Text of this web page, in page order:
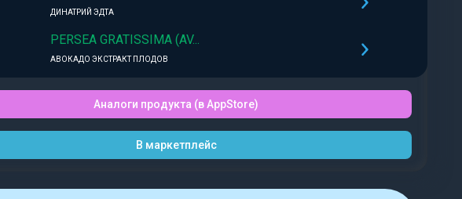
ДИНАТРИЙ ЭДТА
PERSEA GRATISSIMA (AV...
АВОКАДО ЭКСТРАКТ ПЛОДОВ
Аналоги продукта (в AppStore)
В маркетплейс